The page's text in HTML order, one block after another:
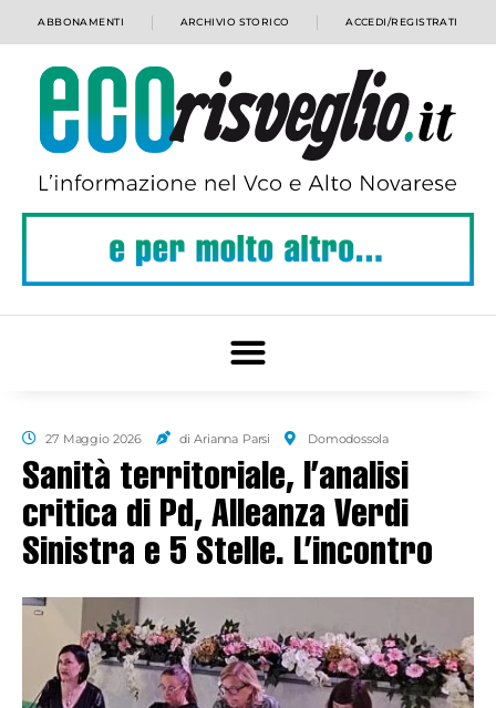
ABBONAMENTI ARCHIVIO STORICO ACCEDI/REGISTRATI
27 Maggio 2026 di Arianna Parsi Domodossola
Sanità territoriale, l’analisi
critica di Pd, Alleanza Verdi
Sinistra e 5 Stelle. L’incontro